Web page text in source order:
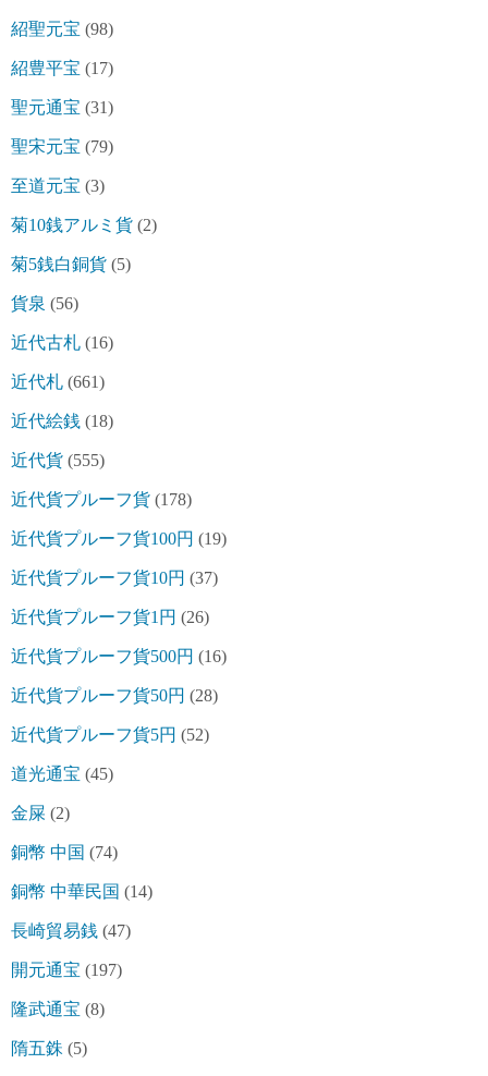
紹聖元宝 (98)
紹豊平宝 (17)
聖元通宝 (31)
聖宋元宝 (79)
至道元宝 (3)
菊10銭アルミ貨 (2)
菊5銭白銅貨 (5)
貨泉 (56)
近代古札 (16)
近代札 (661)
近代絵銭 (18)
近代貨 (555)
近代貨プルーフ貨 (178)
近代貨プルーフ貨100円 (19)
近代貨プルーフ貨10円 (37)
近代貨プルーフ貨1円 (26)
近代貨プルーフ貨500円 (16)
近代貨プルーフ貨50円 (28)
近代貨プルーフ貨5円 (52)
道光通宝 (45)
金屎 (2)
銅幣 中国 (74)
銅幣 中華民国 (14)
長崎貿易銭 (47)
開元通宝 (197)
隆武通宝 (8)
隋五銖 (5)